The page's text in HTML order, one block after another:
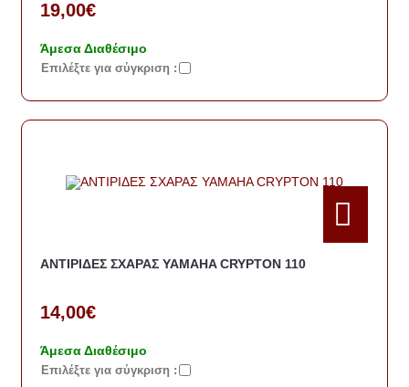
19,00€
Άμεσα Διαθέσιμο
Eπιλέξτε για σύγκριση :
ΑΝΤΙΡΙΔΕΣ ΣΧΑΡΑΣ YAMAHA CRYPTON 110
14,00€
Άμεσα Διαθέσιμο
Eπιλέξτε για σύγκριση :